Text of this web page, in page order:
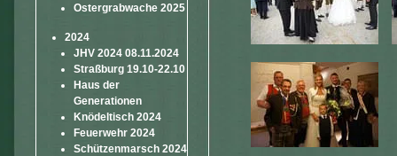
Ostergrabwache 2025
2024
JHV 2024 08.11.2024
Straßburg 19.10-22.10
Haus der
Generationen
Knödeltisch 2024
Feuerwehr 2024
Schützenmarsch 2024